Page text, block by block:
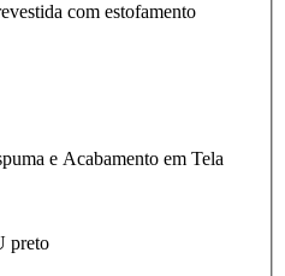
com estofamento
e Acabamento em Tela
preto